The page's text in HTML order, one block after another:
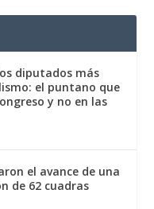
diputados más
el puntano que
y no en las
el avance de una
de 62 cuadras